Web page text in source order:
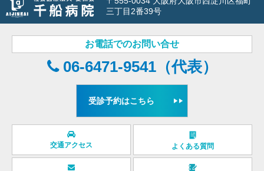
三丁目2番39号
お電話でのお問い合せ
06-6471-9541（代表）
受診予約はこちら
交通アクセス よくある質問